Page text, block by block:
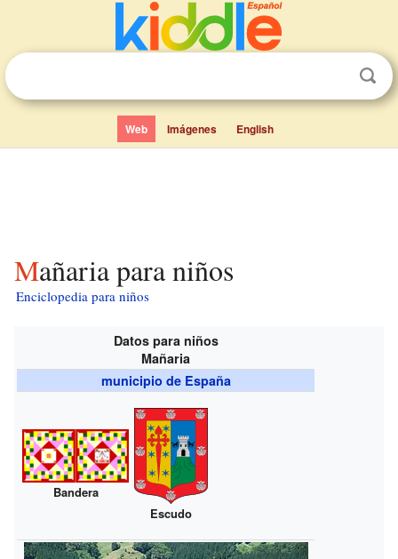
Web Imágenes English
Mañaria para niños
Enciclopedia para niños
Datos para niños
Mañaria
municipio de España
Bandera
Escudo